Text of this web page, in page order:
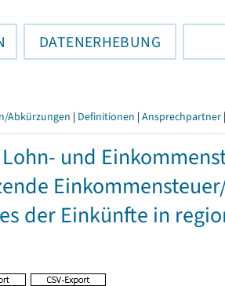
DATENERHEBUNG
Abkürzungen | Definitionen | Ansprechpartner |
und
der Einkünfte in